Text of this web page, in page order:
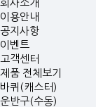
회사소개
이용안내
공지사항
이벤트
고객센터
제품 전체보기
바퀴(캐스터)
운반구(수동)